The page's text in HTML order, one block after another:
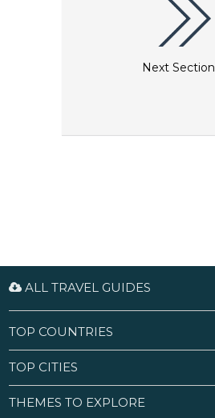
Next Section
ALL TRAVEL GUIDES
TOP COUNTRIES
TOP CITIES
THEMES TO EXPLORE